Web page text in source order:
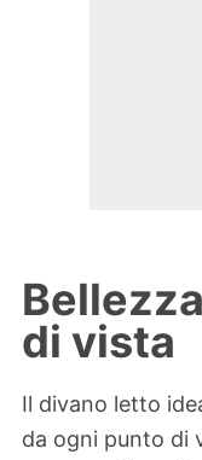
di vista
Il divano letto
da ogni punto di